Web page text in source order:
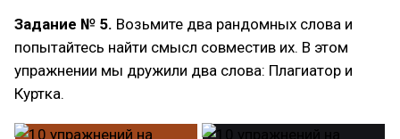
Задание № 5. Возьмите два рандомных слова и
попытайтесь найти смысл совместив их. В этом
упражнении мы дружили два слова: Плагиатор и
Куртка.